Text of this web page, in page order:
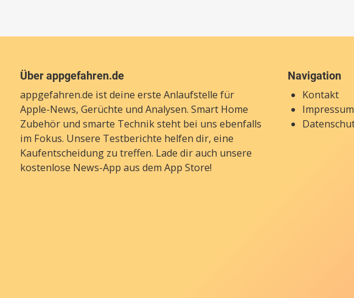
Über appgefahren.de
appgefahren.de ist deine erste Anlaufstelle für
Apple-News, Gerüchte und Analysen. Smart Home
Zubehör und smarte Technik steht bei uns ebenfalls
im Fokus. Unsere Testberichte helfen dir, eine
Kaufentscheidung zu treffen. Lade dir auch unsere
kostenlose News-App aus dem App Store!
Navigation
Kontakt
Impressum